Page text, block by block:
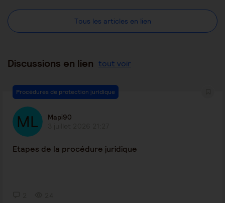
Tous les articles en lien
Discussions en lien tout voir
Procédures de protection juridique
Mapi90
Etapes de la procédure juridique